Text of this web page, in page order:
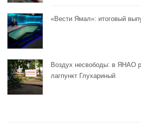
«Вести Ямал»: итоговый
Воздух несвободы: в ЯНАО
лагпункт Глухариный